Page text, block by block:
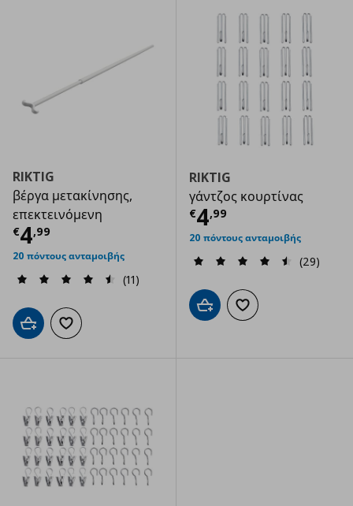
RIKTIG
βέργα μετακίνησης,
επεκτεινόμενη
€4,99
Τρέχουσα τιμή € 4,99
20 πόντους ανταμοιβής
(11)
Προσθήκη στο καλάθι
Προσθήκη στα αγαπημένα
RIKTIG
γάντζος κουρτίνας
€4,99
Τρέχουσα
20 πόντους ανταμοιβής
(29)
Προσθήκη στο καλάθι
Προσθήκη στα